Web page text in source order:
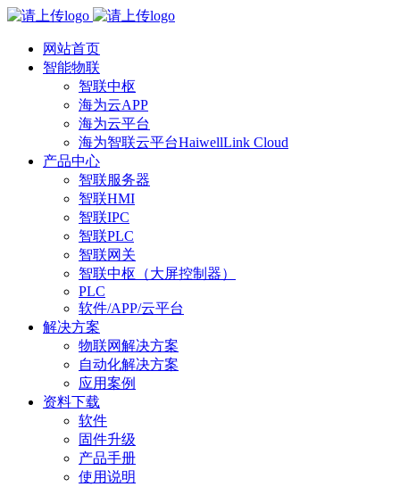
网站首页
智能物联
智联中枢
海为云APP
海为云平台
海为智联云平台HaiwellLink Cloud
产品中心
智联服务器
智联HMI
智联IPC
智联PLC
智联网关
智联中枢（大屏控制器）
PLC
软件/APP/云平台
解决方案
物联网解决方案
自动化解决方案
应用案例
资料下载
软件
固件升级
产品手册
使用说明